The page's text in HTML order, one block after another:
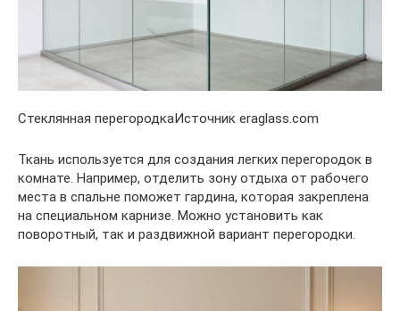
Стеклянная перегородкаИсточник eraglass.com
Ткань используется для создания легких перегородок в
комнате. Например, отделить зону отдыха от рабочего
места в спальне поможет гардина, которая закреплена
на специальном карнизе. Можно установить как
поворотный, так и раздвижной вариант перегородки.